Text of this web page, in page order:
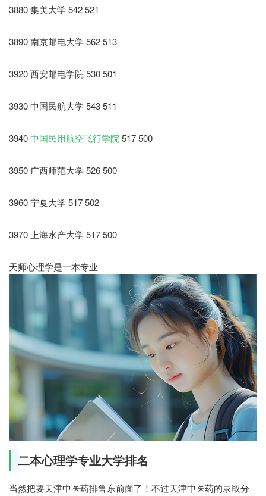
3880 集美大学 542 521
3890 南京邮电大学 562 513
3920 西安邮电学院 530 501
3930 中国民航大学 543 511
3940中国民用航空飞行学院517 500
3950 广西师范大学 526 500
3960 宁夏大学 517 502
3970 上海水产大学 517 500
天师心理学是一本专业
二本心理学专业大学排名
当然把要天津中医药排鲁东前面了！不过天津中医药的录取分